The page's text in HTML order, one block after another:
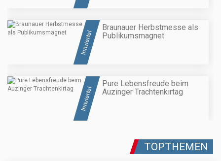
Innviertel
Braunauer Herbstmesse als
Publikumsmagnet
Innviertel
Pure Lebensfreude beim
Auzinger Trachtenkirtag
TOPTHEMEN